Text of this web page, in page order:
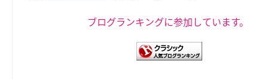
ブログランキングに参加しています。